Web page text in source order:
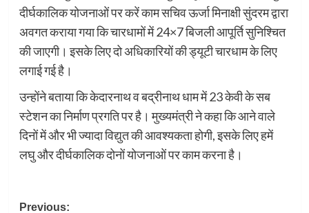
दीर्घकालिक योजनाओं पर करें काम सचिव ऊर्जा मिनाक्षी सुंदरम द्वारा
अवगत कराया गया कि चारधामों में 24×7 बिजली आपूर्ति सुनिश्चित
की जाएगी। इसके लिए दो अधिकारियों की ड्यूटी चारधाम के लिए
लगाई गई है।
उन्होंने बताया कि केदारनाथ व बद्रीनाथ धाम में 23 केवी के सब
स्टेशन का निर्माण प्रगति पर है। मुख्यमंत्री ने कहा कि आने वाले
दिनों में और भी ज्यादा विद्युत की आवश्यकता होगी, इसके लिए हमें
लघु और दीर्घकालिक दोनों योजनाओं पर काम करना है।
Previous: